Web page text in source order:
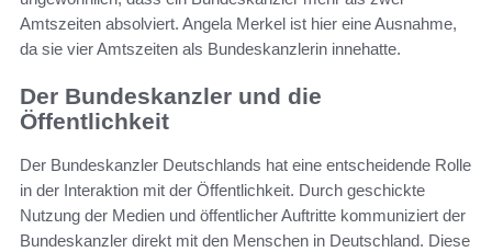
Amtszeiten absolviert. Angela Merkel ist hier eine Ausnahme,
da sie vier Amtszeiten als Bundeskanzlerin innehatte.
Der Bundeskanzler und die
Öffentlichkeit
Der Bundeskanzler Deutschlands hat eine entscheidende Rolle
in der Interaktion mit der Öffentlichkeit. Durch geschickte
Nutzung der Medien und öffentlicher Auftritte kommuniziert der
Bundeskanzler direkt mit den Menschen in Deutschland. Diese